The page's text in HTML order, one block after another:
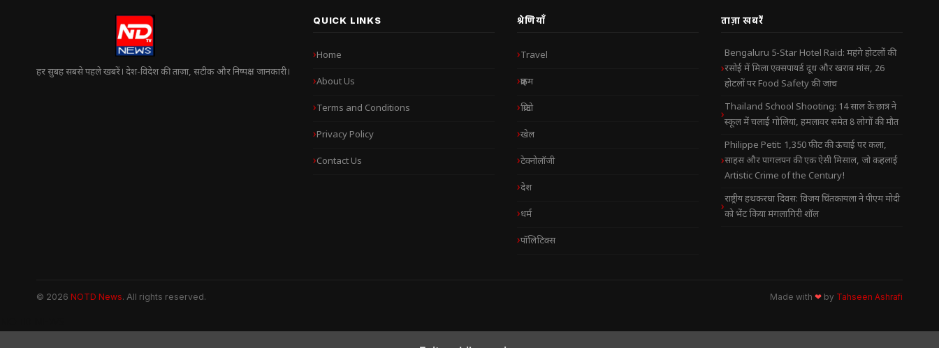
हर सुबह सबसे पहले खबरें। देश-विदेश की ताज़ा, सटीक और निष्पक्ष जानकारी।
QUICK LINKS
Home
About Us
Terms and Conditions
Privacy Policy
Contact Us
श्रेणियाँ
Travel
क्राइम
क्रिप्टो
खेल
टेक्नोलॉजी
देश
धर्म
पॉलिटिक्स
ताज़ा खबरें
Bengaluru 5-Star Hotel Raid: महंगे होटलों की
रसोई में मिला एक्सपायर्ड दूध और खराब मांस, 26
होटलों पर Food Safety की जांच
Thailand School Shooting: 14 साल के छात्र ने
स्कूल में चलाई गोलियां, हमलावर समेत 8 लोगों की मौत
Philippe Petit: 1,350 फीट की ऊंचाई पर कला,
साहस और पागलपन की एक ऐसी मिसाल, जो कहलाई
Artistic Crime of the Century!
राष्ट्रीय हथकरघा दिवस: विजय चिंतकायला ने पीएम मोदी
को भेंट किया मंगलागिरी शॉल
© 2026 NOTD News. All rights reserved. Made with ❤ by Tahseen Ashrafi